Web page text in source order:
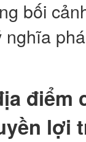
bối
lợi